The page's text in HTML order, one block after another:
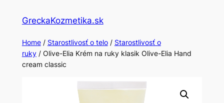
GreckaKozmetika.sk
Home/ Starostlivosť o telo/ Starostlivosť o
ruky/ Olive-Elia Krém na ruky klasik Olive-Elia Hand
cream classic